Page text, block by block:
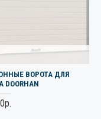
ВОРОТА ДЛЯ